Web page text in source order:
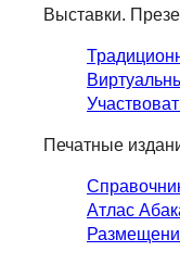
Выставки.
Печатные
Атлас